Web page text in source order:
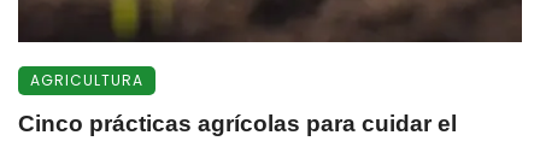
AGRICULTURA
Cinco prácticas agrícolas para cuidar el